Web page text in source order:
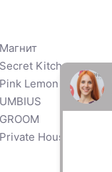
Kitchen
Lemon
House